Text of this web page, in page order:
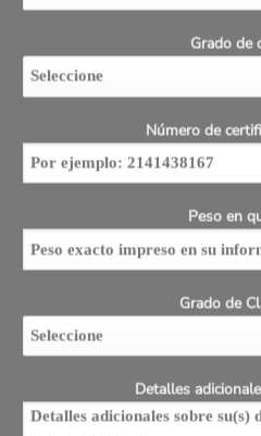
Grado de
Número de
Peso en
Grado de
Detalles